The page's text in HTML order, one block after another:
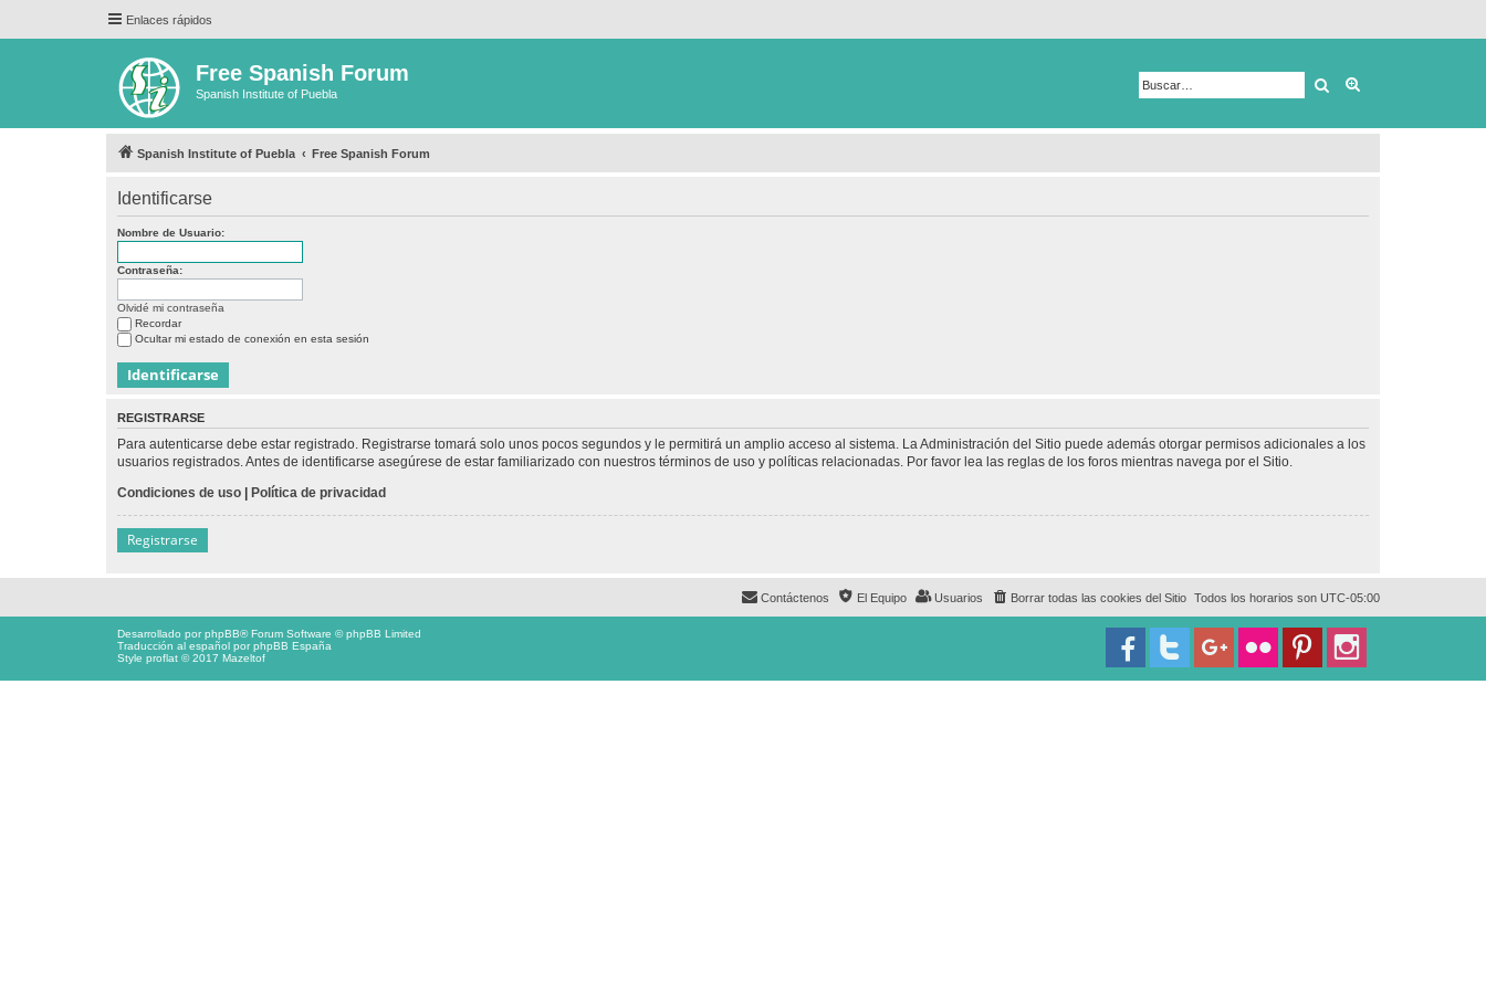
Enlaces rápidos
Free Spanish Forum
Spanish Institute of Puebla Buscar
Spanish Institute of Puebla Free Spanish Forum
Identificarse
Nombre de Usuario:
Contraseña:
Olvidé mi contraseña
Recordar
Ocultar mi estado de conexión en esta sesión
REGISTRARSE
Para autenticarse debe estar registrado. Registrarse tomará solo unos pocos segundos y le permitirá un amplio acceso al sistema. La Administración del Sitio puede además otorgar permisos adicionales a los
usuarios registrados. Antes de identificarse asegúrese de estar familiarizado con nuestros términos de uso y políticas relacionadas. Por favor lea las reglas de los foros mientras navega por el Sitio.
Condiciones de uso | Política de privacidad
Registrarse
Todos los horarios son UTC-05:00
Borrar todas las cookies del Sitio
Usuarios
El Equipo
Contáctenos
Desarrollado porphpBB® Forum Software © phpBB Limited
Traducción al español porphpBB España
Style proflat © 2017 Mazeltof